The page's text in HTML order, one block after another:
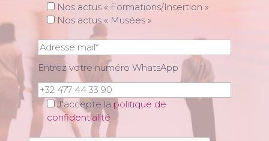
Nos actus « Formations/Insertion »
Nos actus « Musées »
Entrez votre numéro WhatsApp
J'accepte la politique de
confidentialité